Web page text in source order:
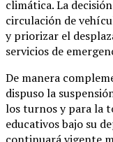
climática. La
circulación de
y priorizar el
servicios de
De manera
dispuso la
los turnos y para la
educativos bajo su